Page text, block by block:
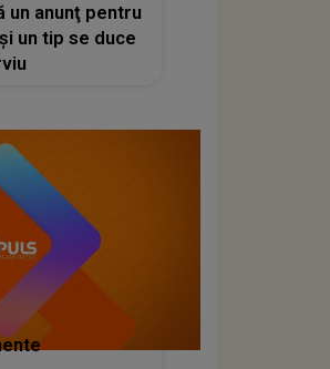
un anunţ pentru
un tip se duce